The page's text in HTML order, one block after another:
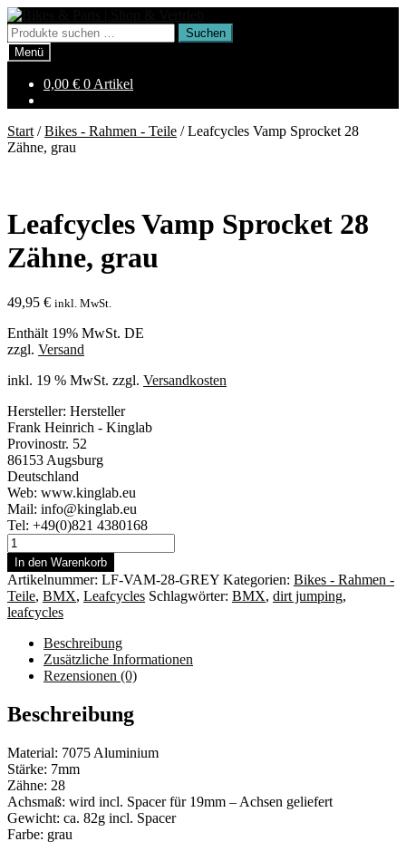
Zur
Navigation
springen
Zum
Inhalt
springen
Suchen
nach:
Suchen
Menü
0,00 € 0 Artikel
Start /Bikes - Rahmen - Teile /Leafcycles Vamp Sprocket 28
Zähne, grau
Leafcycles Vamp Sprocket 28
Zähne, grau
49,95 € inkl. MwSt.
Enthält 19% MwSt. DE
zzgl. Versand
inkl. 19 % MwSt. zzgl. Versandkosten
Hersteller: Hersteller
Frank Heinrich - Kinglab
Provinostr. 52
86153 Augsburg
Deutschland
Web: www.kinglab.eu
Mail: info@kinglab.eu
Tel: +49(0)821 4380168
Leafcycles
Vamp
Sprocket
28
Zähne,
grau
Menge
In den Warenkorb
Artikelnummer: LF-VAM-28-GREY Kategorien: Bikes - Rahmen -
Teile, BMX, Leafcycles Schlagwörter: BMX, dirt jumping,
leafcycles
Beschreibung
Zusätzliche Informationen
Rezensionen (0)
Beschreibung
Material: 7075 Aluminium
Stärke: 7mm
Zähne: 28
Achsmaß: wird incl. Spacer für 19mm – Achsen geliefert
Gewicht: ca. 82g incl. Spacer
Farbe: grau